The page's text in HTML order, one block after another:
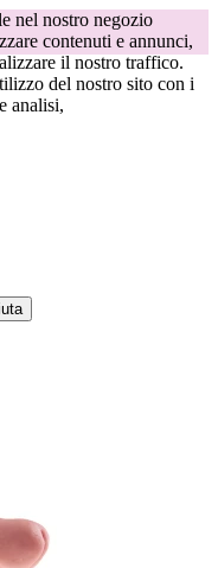
nel nostro negozio
contenuti e annunci,
il nostro traffico.
del nostro sito con i
analisi,